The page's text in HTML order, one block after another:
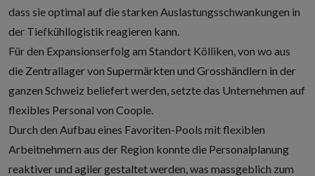
dass sie optimal auf die starken Auslastungsschwankungen in
der Tiefkühllogistik reagieren kann.
Für den Expansionserfolg am Standort Kölliken, von wo aus
die Zentrallager von Supermärkten und Grosshändlern in der
ganzen Schweiz beliefert werden, setzte das Unternehmen auf
flexibles Personal von Coople.
Durch den Aufbau eines Favoriten-Pools mit flexiblen
Arbeitnehmern aus der Region konnte die Personalplanung
reaktiver und agiler gestaltet werden, was massgeblich zum